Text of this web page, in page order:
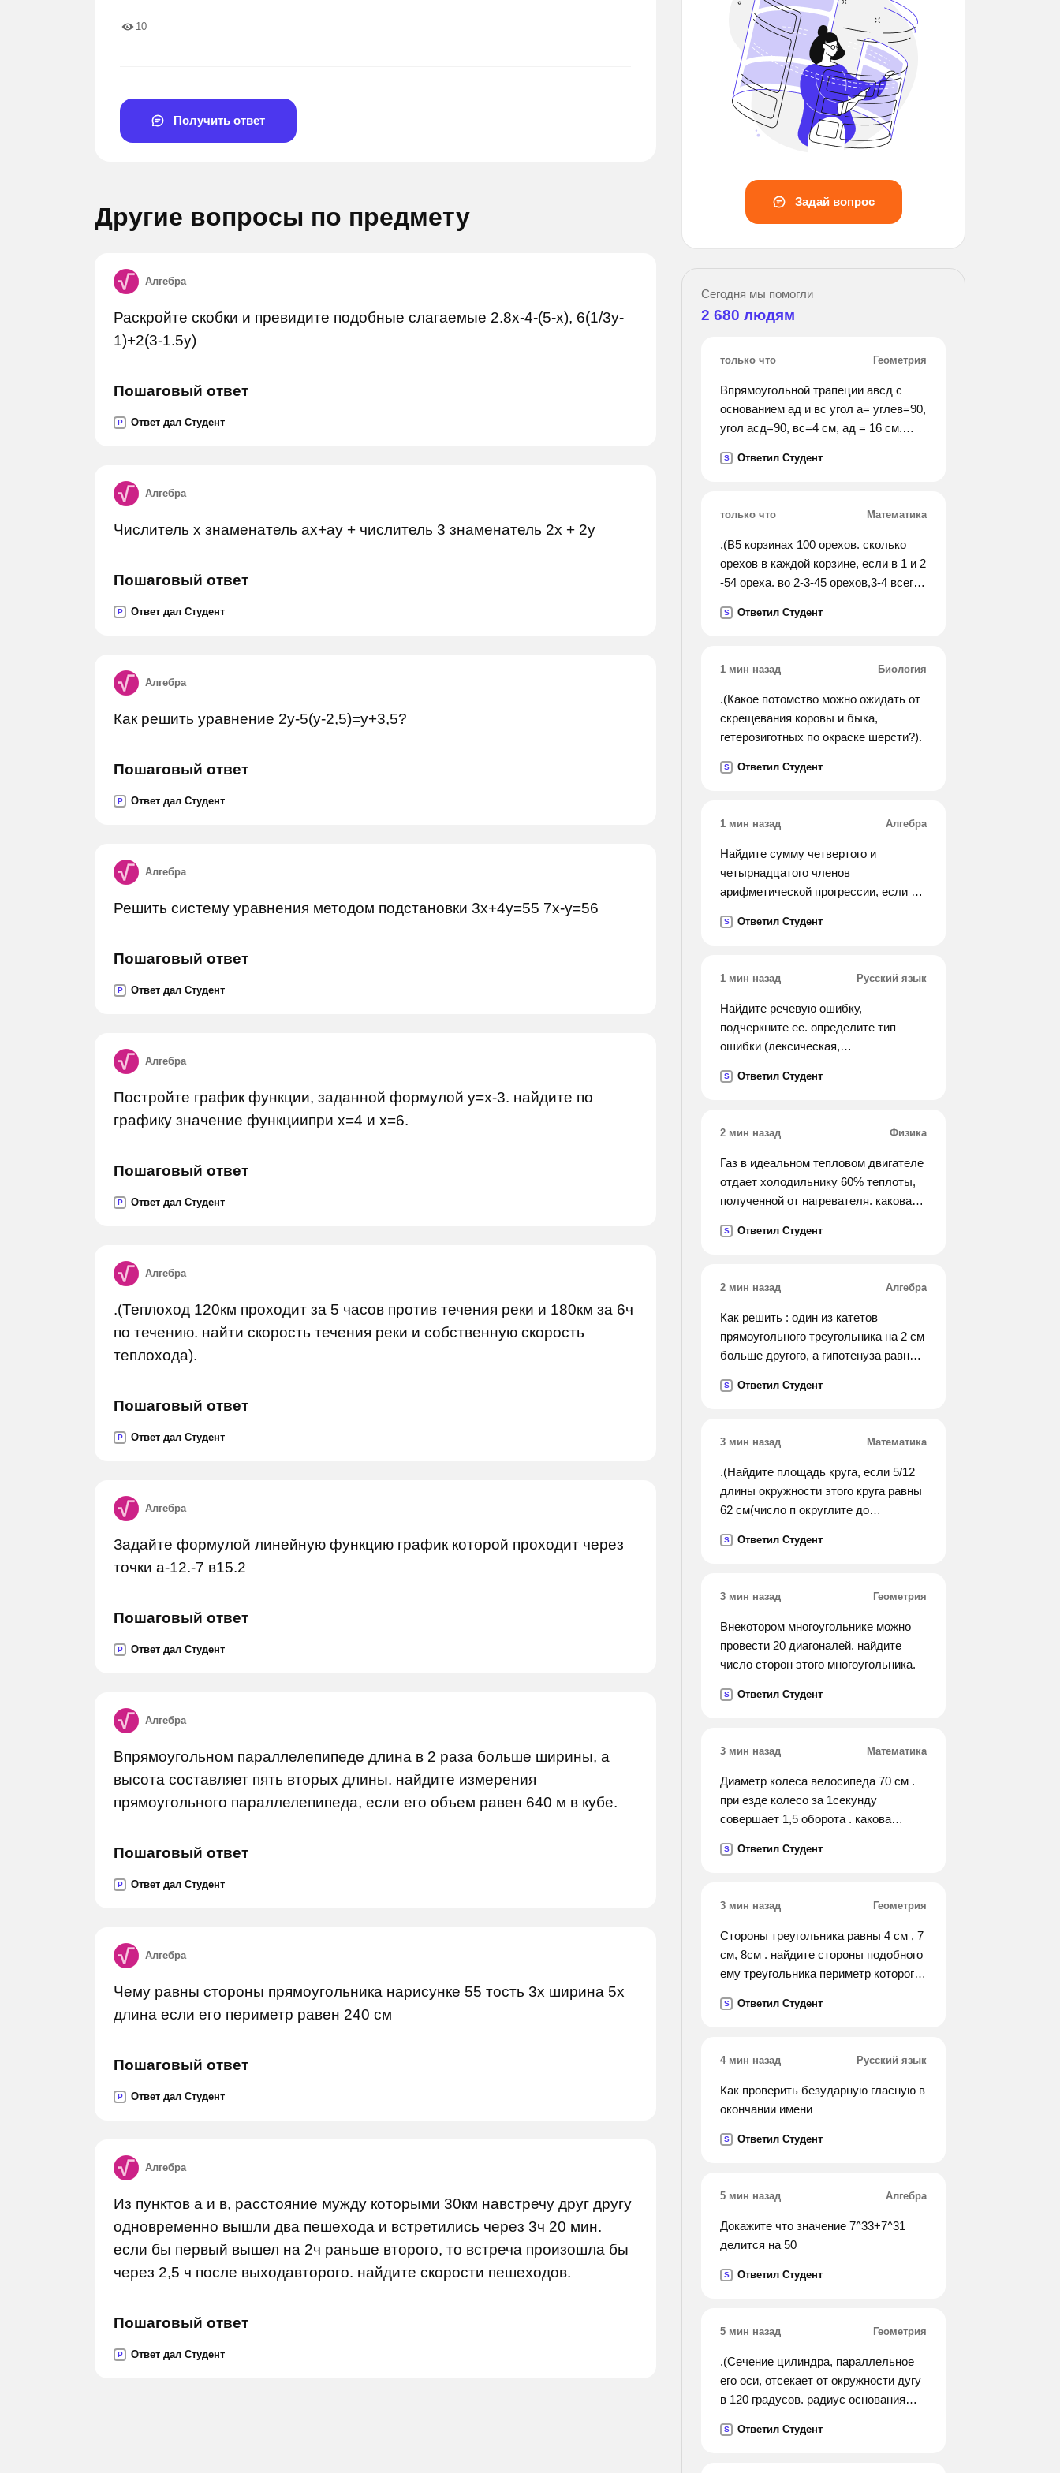
10
Получить ответ
Другие вопросы по предмету
Алгебра
Раскройте скобки и превидите подобные слагаемые 2.8x-4-(5-x), 6(1/3y-
1)+2(3-1.5y)
Пошаговый ответ
P Ответ дал Студент
Алгебра
Числитель х знаменатель ах+ау + числитель 3 знаменатель 2х + 2у
Пошаговый ответ
P Ответ дал Студент
Алгебра
Как решить уравнение 2y-5(y-2,5)=y+3,5?
Пошаговый ответ
P Ответ дал Студент
Алгебра
Решить систему уравнения методом подстановки 3x+4y=55 7x-y=56
Пошаговый ответ
P Ответ дал Студент
Алгебра
Постройте график функции, заданной формулой y=x-3. найдите по
графику значение функциипри x=4 и x=6.
Пошаговый ответ
P Ответ дал Студент
Алгебра
.(Теплоход 120км проходит за 5 часов против течения реки и 180км за 6ч
по течению. найти скорость течения реки и собственную скорость
теплохода).
Пошаговый ответ
P Ответ дал Студент
Алгебра
Задайте формулой линейную функцию график которой проходит через
точки а-12.-7 в15.2
Пошаговый ответ
P Ответ дал Студент
Алгебра
Впрямоугольном параллелепипеде длина в 2 раза больше ширины, а
высота составляет пять вторых длины. найдите измерения
прямоугольного параллелепипеда, если его объем равен 640 м в кубе.
Пошаговый ответ
P Ответ дал Студент
Алгебра
Чему равны стороны прямоугольника нарисунке 55 тость 3х ширина 5х
длина если его периметр равен 240 см
Пошаговый ответ
P Ответ дал Студент
Алгебра
Из пунктов а и в, расстояние мужду которыми 30км навстречу друг другу
одновременно вышли два пешехода и встретились через 3ч 20 мин.
если бы первый вышел на 2ч раньше второго, то встреча произошла бы
через 2,5 ч после выходавторого. найдите скорости пешеходов.
Пошаговый ответ
P Ответ дал Студент
Задай вопрос
Сегодня мы помогли
2 680 людям
только что Геометрия
Впрямоугольной трапеции авсд с
основанием ад и вс угол а= углев=90,
угол асд=90, вс=4 см, ад = 16 см.
S Ответил Студент
только что Математика
.(В5 корзинах 100 орехов. сколько
орехов в каждой корзине, если в 1 и 2
-54 ореха. во 2-3-45 орехов,3-4 всего
S Ответил Студент
1 мин назад Биология
.(Какое потомство можно ожидать от
скрещевания коровы и быка,
гетерозиготных по окраске шерсти?).
S Ответил Студент
1 мин назад Алгебра
Найдите сумму четвертого и
четырнадцатого членов
арифметической прогрессии, если её
S Ответил Студент
1 мин назад Русский язык
Найдите речевую ошибку,
подчеркните ее. определите тип
ошибки (лексическая,
стилистическая). запишите
составляет 1500 килограмм.
2)докладчик остановилась на самых
основных проблемах. 3)нога
провалилась в снег почти до колена.
последний год спортсмены
на
хирургическом отделении. 6)на
конференции было подчеркнуто, что
для нормализации работы отдела
7)основание гортани образует
премиями удостоены более 100
автомашины, а также и тракторы.
10)хотя в году мы и неплохо
поработали, но однако у нас есть
возможность трудиться еще лучше.
S Ответил Студент
2 мин назад Физика
Газ в идеальном тепловом двигателе
отдает холодильнику 60% теплоты,
полученной от нагревателя. какова
температура холодильника 200к?
S Ответил Студент
2 мин назад Алгебра
Как решить : один из катетов
прямоугольного треугольника на 2 см
больше другого, а гипотенуза равна
прямоугольного треугольника
S Ответил Студент
3 мин назад Математика
.(Найдите площадь круга, если 5/12
длины окружности этого круга равны
62 см(число п округлите до
S Ответил Студент
3 мин назад Геометрия
Внекотором многоугольнике можно
провести 20 диагоналей. найдите
число сторон этого многоугольника.
S Ответил Студент
3 мин назад Математика
Диаметр колеса велосипеда 70 см .
при езде колесо за 1секунду
совершает 1,5 оборота . какова
S Ответил Студент
3 мин назад Геометрия
Стороны треугольника равны 4 см , 7
см, 8см . найдите стороны подобного
ему треугольника периметр которого
S Ответил Студент
4 мин назад Русский язык
Как проверить безударную гласную в
окончании имени
S Ответил Студент
5 мин назад Алгебра
Докажите что значение 7^33+7^31
делится на 50
S Ответил Студент
5 мин назад Геометрия
.(Сечение цилиндра, параллельное
его оси, отсекает от окружности дугу
в 120 градусов. радиус основания
диаганалью сечения и осью
S Ответил Студент